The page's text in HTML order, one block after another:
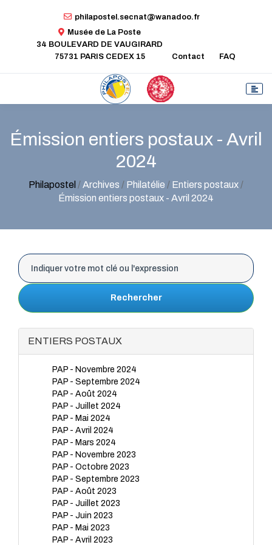
philapostel.secnat@wanadoo.fr
Musée de La Poste
34 BOULEVARD DE VAUGIRARD
75731 PARIS CEDEX 15
Contact FAQ
Émission entiers postaux - Avril
2024
Philapostel /Archives / Philatélie / Entiers postaux /
Émission entiers postaux - Avril 2024
Rechercher
ENTIERS POSTAUX
PAP - Novembre 2024
PAP - Septembre 2024
PAP - Août 2024
PAP - Juillet 2024
PAP - Mai 2024
PAP - Avril 2024
PAP - Mars 2024
PAP - Novembre 2023
PAP - Octobre 2023
PAP - Septembre 2023
PAP - Août 2023
PAP - Juillet 2023
PAP - Juin 2023
PAP - Mai 2023
PAP - Avril 2023